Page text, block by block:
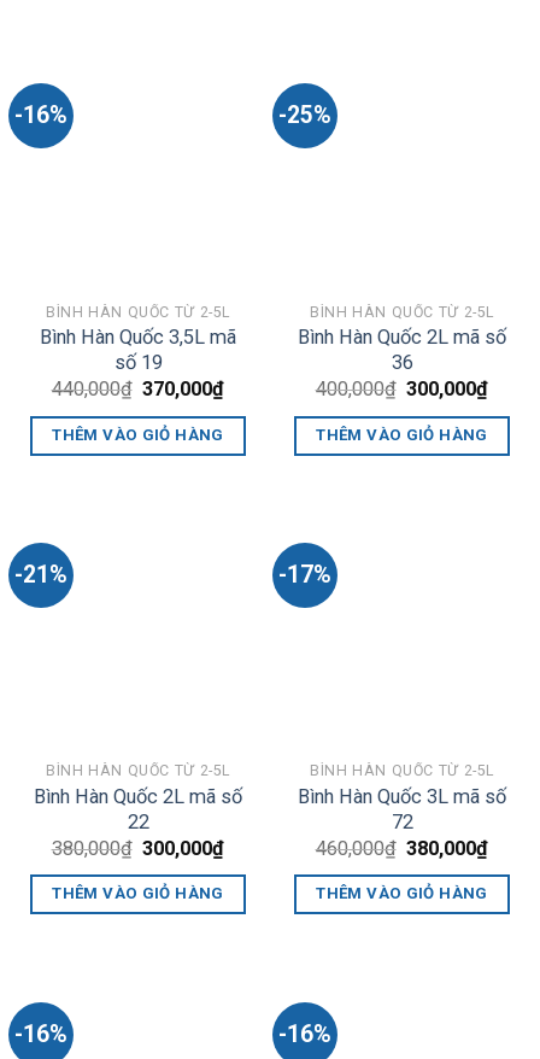
-16%
BÌNH HÀN QUỐC TỪ 2-5L
Bình Hàn Quốc 3,5L mã
số 19
440,000₫ Giá
là:
440,000₫.
370,000₫Giá
THÊM VÀO GIỎ HÀNG
-25%
BÌNH HÀN QUỐC TỪ 2-5L
Bình Hàn Quốc 2L mã số
36
400,000₫ Giá
là:
400,000₫.
300,000₫Giá
THÊM VÀO GIỎ HÀNG
-21%
BÌNH HÀN QUỐC TỪ 2-5L
Bình Hàn Quốc 2L mã số
22
380,000₫ Giá
là:
380,000₫.
300,000₫Giá
THÊM VÀO GIỎ HÀNG
-17%
BÌNH HÀN QUỐC TỪ 2-5L
Bình Hàn Quốc 3L mã số
72
460,000₫ Giá
là:
460,000₫.
380,000₫Giá
THÊM VÀO GIỎ HÀNG
-16% -16%